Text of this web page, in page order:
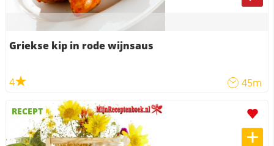
Griekse kip in rode wijnsaus
4 45m
RECEPT